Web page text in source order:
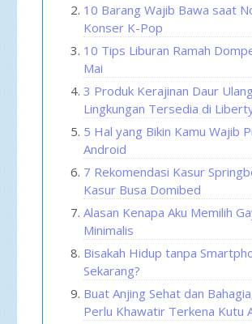
10 Barang Wajib Bawa saat
Konser K-Pop
10 Tips Liburan Ramah
Mai
3 Produk Kerajinan Daur
Lingkungan Tersedia di
5 Hal yang Bikin Kamu Wajib
Android
7 Rekomendasi Kasur
Kasur Busa Domibed
Alasan Kenapa Aku Memilih
Minimalis
Bisakah Hidup tanpa
Sekarang?
Buat Anjing Sehat dan
Perlu Khawatir Terkena Kutu